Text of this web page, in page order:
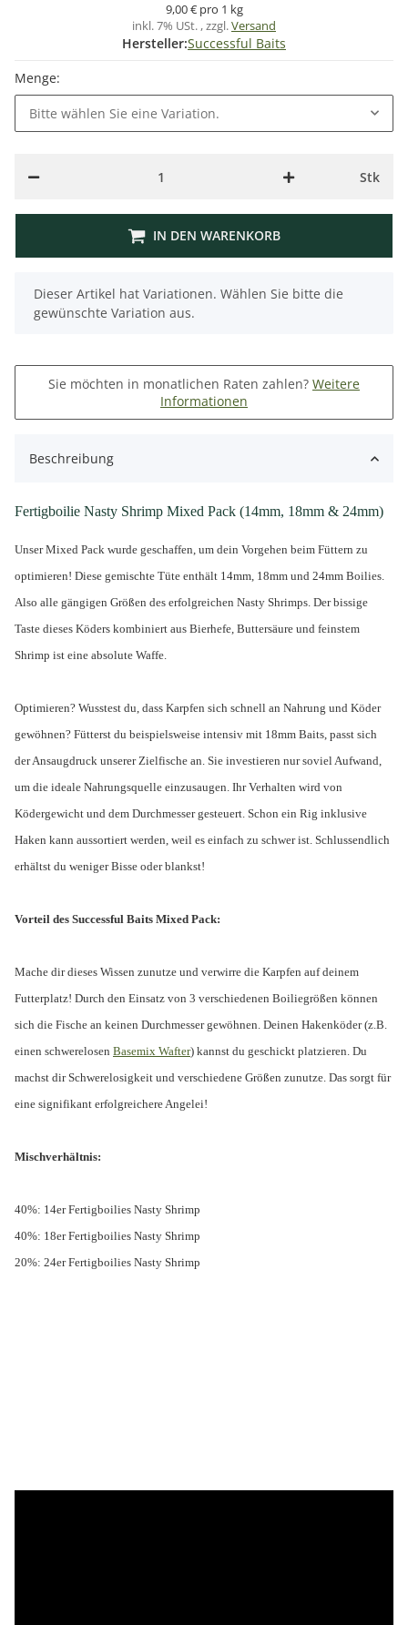
9,00 € pro 1 kg
inkl. 7% USt. , zzgl.Versand
Hersteller:Successful Baits
Menge:
Bitte wählen Sie eine Variation.
Stk
IN DEN WARENKORB
x
Dieser Artikel hat Variationen. Wählen Sie bitte die
gewünschte Variation aus.
Sie möchten in monatlichen Raten zahlen? Weitere
Informationen
Beschreibung
Fertigboilie Nasty Shrimp Mixed Pack (14mm, 18mm & 24mm)
Unser Mixed Pack wurde geschaffen, um dein Vorgehen beim Füttern zu
optimieren! Diese gemischte Tüte enthält 14mm, 18mm und 24mm Boilies.
Also alle gängigen Größen des erfolgreichen Nasty Shrimps. Der bissige
Taste dieses Köders kombiniert aus Bierhefe, Buttersäure und feinstem
Shrimp ist eine absolute Waffe.
Optimieren? Wusstest du, dass Karpfen sich schnell an Nahrung und Köder
gewöhnen? Fütterst du beispielsweise intensiv mit 18mm Baits, passt sich
der Ansaugdruck unserer Zielfische an. Sie investieren nur soviel Aufwand,
um die ideale Nahrungsquelle einzusaugen. Ihr Verhalten wird von
Ködergewicht und dem Durchmesser gesteuert. Schon ein Rig inklusive
Haken kann aussortiert werden, weil es einfach zu schwer ist. Schlussendlich
erhältst du weniger Bisse oder blankst!
Vorteil des Successful Baits Mixed Pack:
Mache dir dieses Wissen zunutze und verwirre die Karpfen auf deinem
Futterplatz! Durch den Einsatz von 3 verschiedenen Boiliegrößen können
sich die Fische an keinen Durchmesser gewöhnen. Deinen Hakenköder (z.B.
einen schwerelosen Basemix Wafter) kannst du geschickt platzieren. Du
machst dir Schwerelosigkeit und verschiedene Größen zunutze. Das sorgt für
eine signifikant erfolgreichere Angelei!
Mischverhältnis:
40%: 14er Fertigboilies Nasty Shrimp
40%: 18er Fertigboilies Nasty Shrimp
20%: 24er Fertigboilies Nasty Shrimp